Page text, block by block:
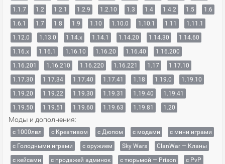
1.1.7
1.2 1.2.1 1.2.9 1.2.10 1.3 1.4 1.4.2 1.5
1.6
1.6.1
1.7 1.8 1.9 1.10 1.10.0 1.10.1 1.11
1.11.1
1.12.0
1.13.0 1.14.x 1.14.1 1.14.20 1.14.30
1.14.60
1.16.x
1.16.1 1.16.10 1.16.20 1.16.40
1.16.200
1.16.201
1.16.210 1.16.220 1.16.221 1.17
1.17.10
1.17.30
1.17.34 1.17.40 1.17.41 1.18 1.19.0
1.19.10
1.19.20
1.19.22 1.19.30 1.19.31 1.19.40
1.19.41
1.19.50
1.19.51 1.19.60 1.19.63 1.19.81 1.20
Моды и дополнения:
с 1000лвл c Креативом с Дюпом с модами
с мини играми
с Голодными играми
с оружием Sky Wars
ClanWar — Кланы
с кейсами
с продажей админок с тюрьмой — Prison
с PvP